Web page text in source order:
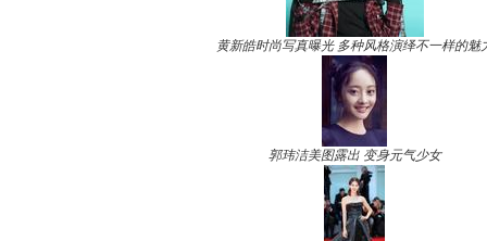
黄新皓时尚写真曝光 多种风格演绎不一样的魅
郭玮洁美图露出 变身元气少女